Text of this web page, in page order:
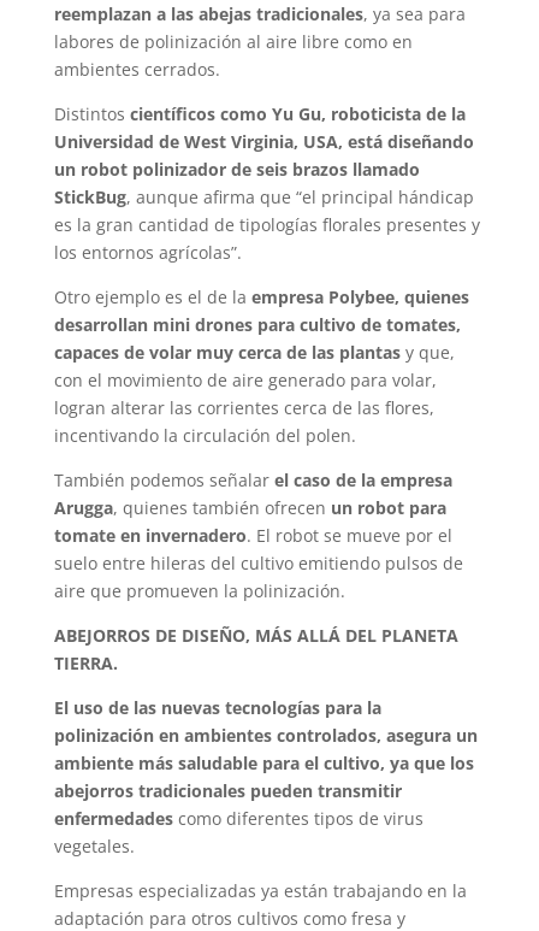
reemplazan a las abejas tradicionales, ya sea para
labores de polinización al aire libre como en
ambientes cerrados.
Distintos científicos como Yu Gu, roboticista de la
Universidad de West Virginia, USA, está diseñando
un robot polinizador de seis brazos llamado
StickBug, aunque afirma que “el principal hándicap
es la gran cantidad de tipologías florales presentes y
los entornos agrícolas”.
Otro ejemplo es el de la empresa Polybee, quienes
desarrollan mini drones para cultivo de tomates,
capaces de volar muy cerca de las plantasy que,
con el movimiento de aire generado para volar,
logran alterar las corrientes cerca de las flores,
incentivando la circulación del polen.
También podemos señalar el caso de la empresa
Arugga, quienes también ofrecen un robot para
tomate en invernadero. El robot se mueve por el
suelo entre hileras del cultivo emitiendo pulsos de
aire que promueven la polinización.
ABEJORROS DE DISEÑO, MÁS ALLÁ DEL PLANETA
TIERRA.
El uso de las nuevas tecnologías para la
polinización en ambientes controlados, asegura un
ambiente más saludable para el cultivo, ya que los
abejorros tradicionales pueden transmitir
enfermedadescomo diferentes tipos de virus
vegetales.
Empresas especializadas ya están trabajando en la
adaptación para otros cultivos como fresa y